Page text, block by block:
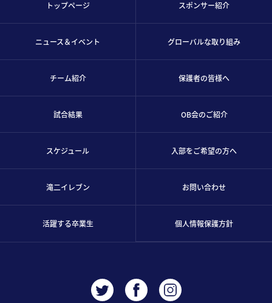
トップページ
ニュース＆イベント
チーム紹介
試合結果
スケジュール
滝二イレブン
活躍する卒業生
スポンサー紹介
グローバルな取り組み
保護者の皆様へ
OB会のご紹介
入部をご希望の方へ
お問い合わせ
個人情報保護方針